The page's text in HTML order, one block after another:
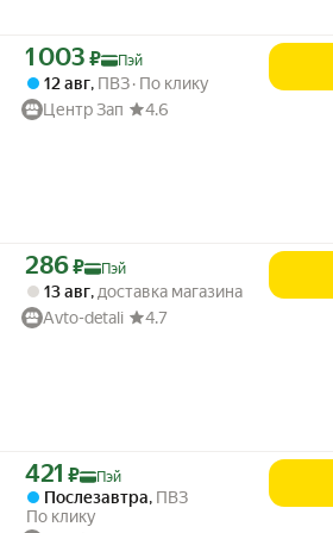
Цена с картой Яндекс Пэй 1003 ₽ вместо
1 003 ₽ Пэй
12 авг, ПВЗ По клику
Центр Зап
4.6
Цена с картой Яндекс Пэй 286 ₽ вместо
286₽ Пэй
13 авг, доставка магазина
Avto-detali
4.7
Цена с картой Яндекс Пэй 421 ₽ вместо
421 ₽ Пэй
Послезавтра, ПВЗ
По клику